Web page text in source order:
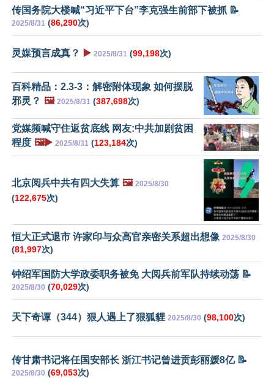
传国务院大楼喊“习近平下台”李克强生前部下被抓 📝
2025/8/31 (86,290次)
灵媒预言成真？ ▶️ 2025/8/31 (99,198次)
百科精品：2.3-3：解密附体现象 如何摆脱
邪灵？ 🖼️ 2025/8/31 (387,698次)
党媒频喊守住返贫底线 网友:中共加剧贫困
程度 🖼️▶️ 2025/8/31 (123,184次)
北京阅兵中共有四大失算 🖼️ 2025/8/30
(122,675次)
恒大正式退市 许家印与众高官亲密关系超出想像 2025/8/30
(81,997次)
钟绍军国防大学政委职务被免 大阅兵前军队持续动荡 📝
2025/8/30 (70,029次)
天下奇谭（344）狠人遇上了狠狐貍 2025/8/30 (98,100次)
传甘肃书记将任国安部长 浙江书记曾进贡彭丽媛8亿 📝
2025/8/30 (69,053次)